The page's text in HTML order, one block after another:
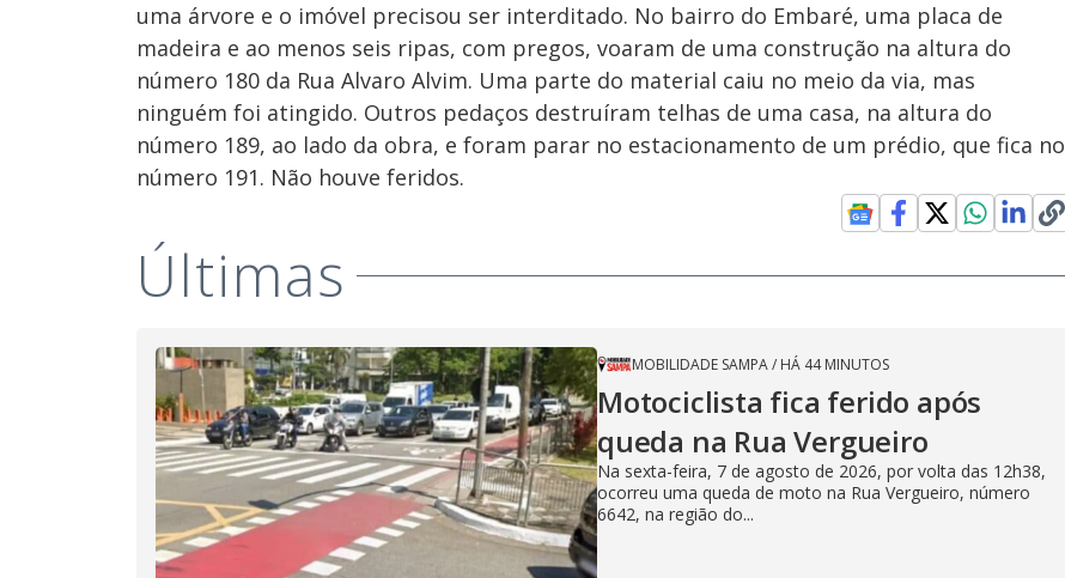
uma árvore e o imóvel precisou ser interditado. No bairro do Embaré, uma placa de
madeira e ao menos seis ripas, com pregos, voaram de uma construção na altura do
número 180 da Rua Alvaro Alvim. Uma parte do material caiu no meio da via, mas
ninguém foi atingido. Outros pedaços destruíram telhas de uma casa, na altura do
número 189, ao lado da obra, e foram parar no estacionamento de um prédio, que fica no
número 191. Não houve feridos.
Últimas
MOBILIDADE SAMPA/ HÁ 44 MINUTOS
Motociclista fica ferido após
queda na Rua Vergueiro
Na sexta-feira, 7 de agosto de 2026, por volta das 12h38,
ocorreu uma queda de moto na Rua Vergueiro, número
6642, na região do...